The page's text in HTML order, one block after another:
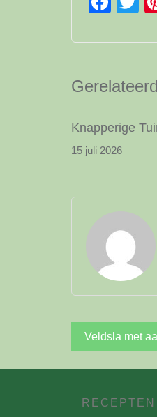
Knapperige
15 juli 2026
Bericht
navigatie
Veldsla met